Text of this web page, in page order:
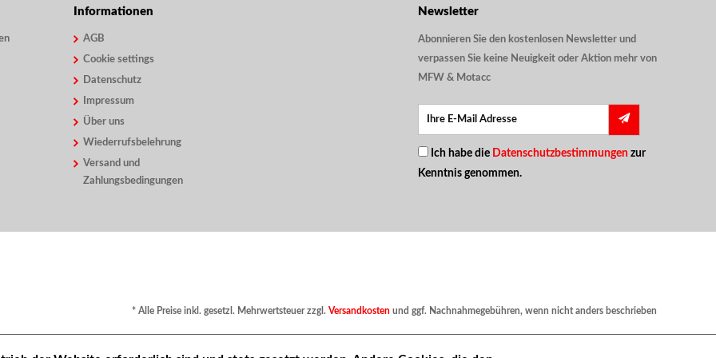
Informationen
AGB
Cookie settings
Datenschutz
Impressum
Über uns
Wiederrufsbelehrung
Versand und
Zahlungsbedingungen
Newsletter
Abonnieren Sie den kostenlosen Newsletter und
verpassen Sie keine Neuigkeit oder Aktion mehr von
MFW & Motacc
Ich habe die Datenschutzbestimmungen zur
Kenntnis genommen.
* Alle Preise inkl. gesetzl. Mehrwertsteuer zzgl. Versandkostenund ggf. Nachnahmegebühren, wenn nicht anders beschrieben